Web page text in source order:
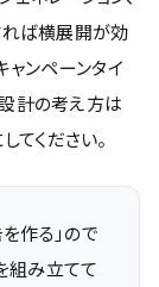
れば横展開が効
ャンペーンタイ
計の考え方は
てください。
作る」ので
組み立てて